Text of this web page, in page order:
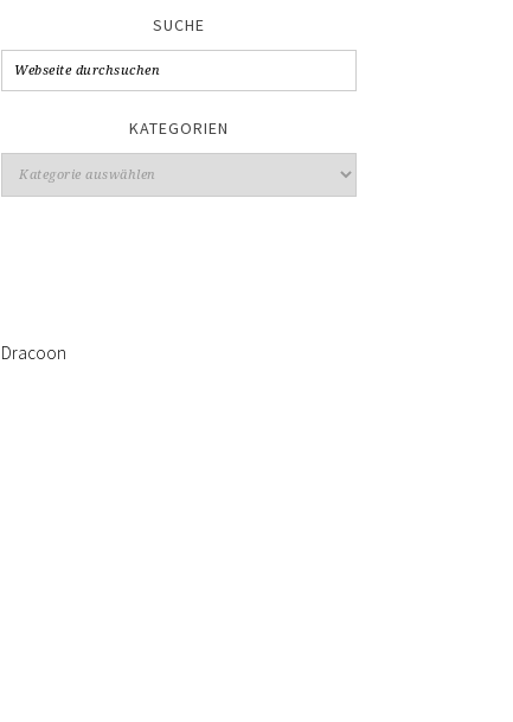
SUCHE
KATEGORIEN
Kategorien
Dracoon